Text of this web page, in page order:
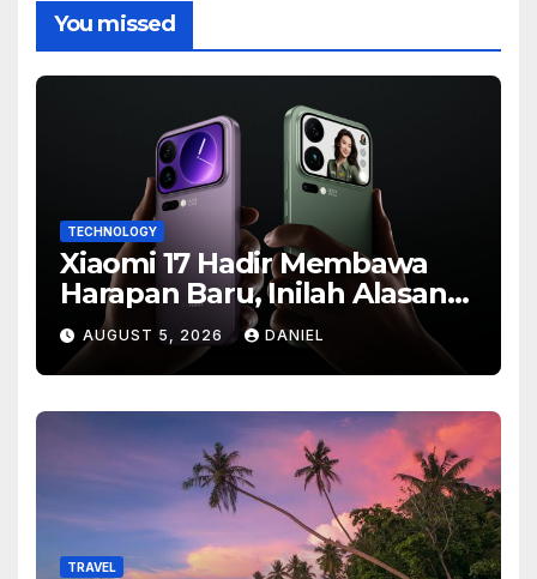
You missed
TECHNOLOGY
Xiaomi 17 Hadir Membawa
Harapan Baru, Inilah Alasan
Banyak Orang Menantikan
Ponsel Flagship Ini
AUGUST 5, 2026 DANIEL
TRAVEL